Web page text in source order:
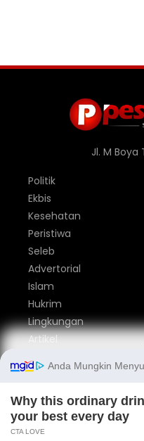
Jl. M
Politik
Ekbis
Kesehatan
Peristiwa
Seleb
Advertorial
Islam
Hukrim
Lingkungan
Artikel
Parlemen
Nasional
Tentang Kami